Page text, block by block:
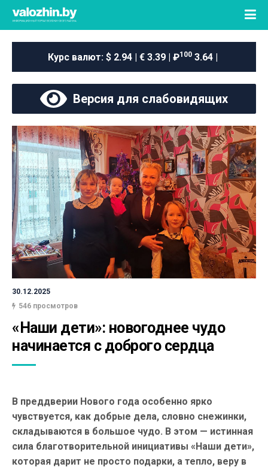
Курс валют: $ 2.94 | € 3.39 | ₽100 3.64 |
Версия для слабовидящих
30.12.2025
546 просмотров
«Наши дети»: новогоднее чудо
начинается с доброго сердца
В преддверии Нового года особенно ярко
чувствуется, как добрые дела, словно снежинки,
складываются в большое чудо. В этом — истинная
сила благотворительной инициативы «Наши дети»,
которая дарит не просто подарки, а тепло, веру в